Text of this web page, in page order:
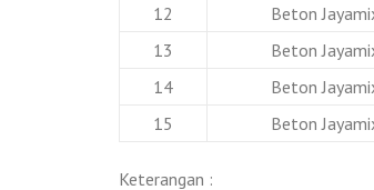
12
Beton
13
Beton
14
Beton
15
Beton
Keterangan :